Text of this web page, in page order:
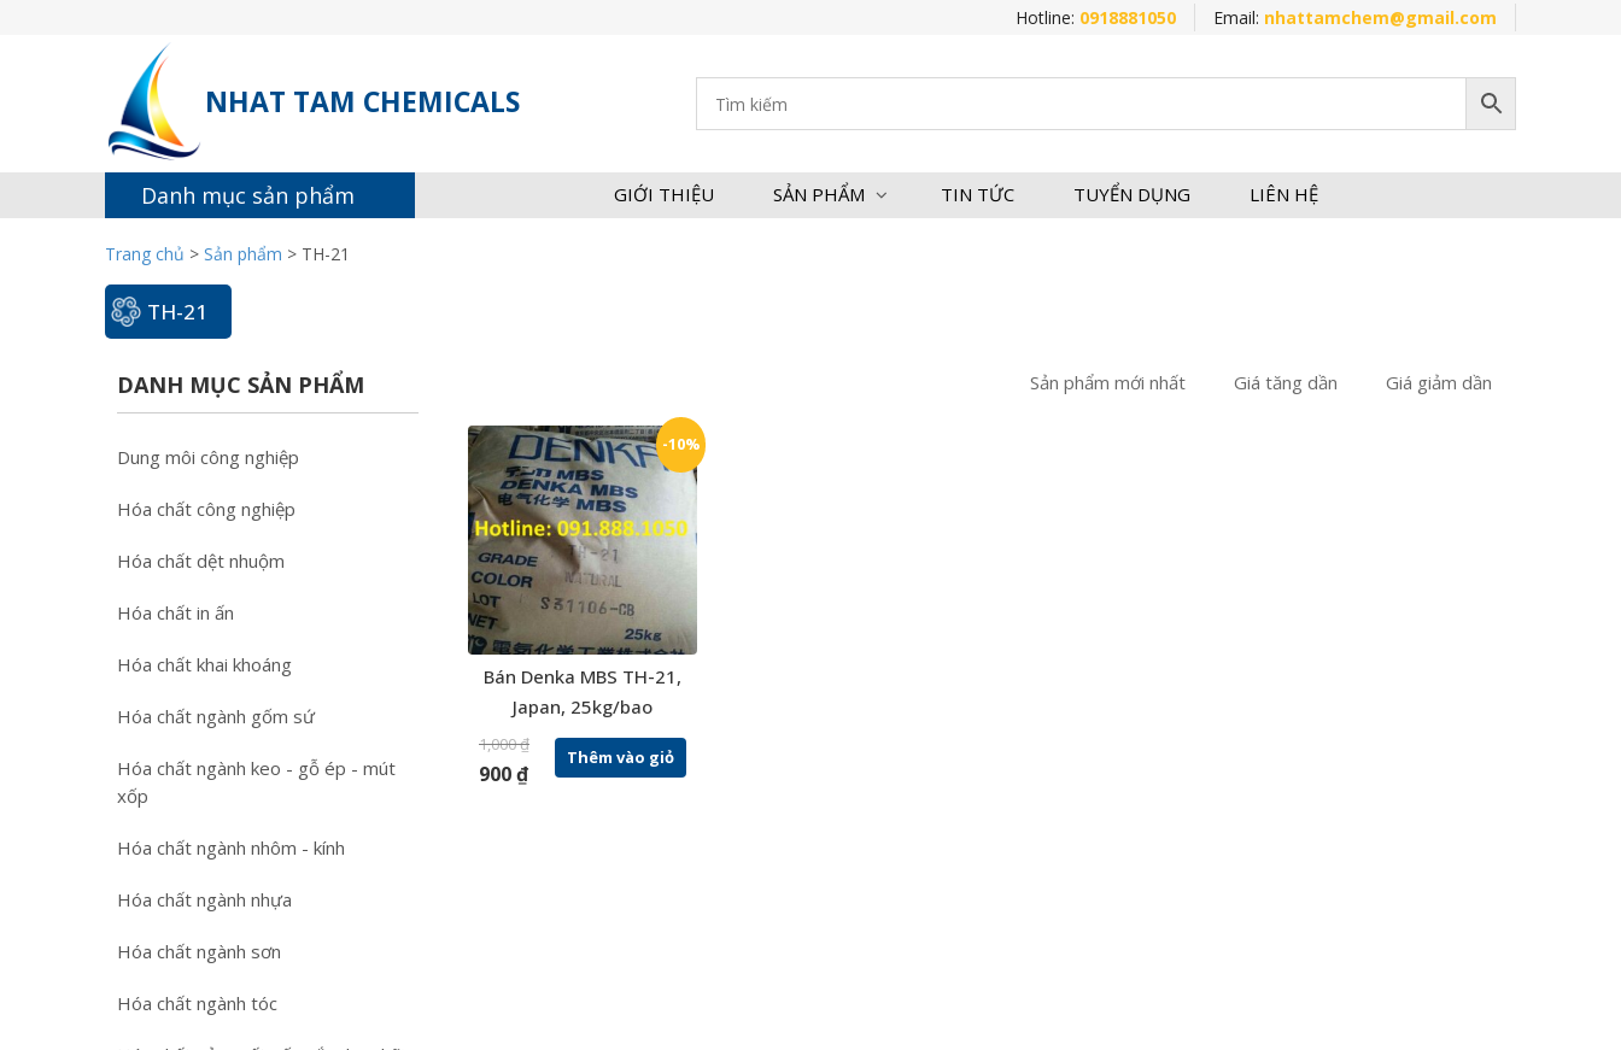
Hotline: 0918881050 Email: nhattamchem@gmail.com
NHAT TAM CHEMICALS
Danh mục sản phẩm GIỚI THIỆU SẢN PHẨM TIN TỨC TUYỂN DỤNG LIÊN HỆ
Trang chủ > Sản phẩm > TH-21
TH-21
Sản phẩm mới nhất Giá tăng dần Giá giảm dần
-10%
Bán Denka MBS TH-21,
Japan, 25kg/bao
1,000₫
900₫
Thêm vào giỏ
DANH MỤC SẢN PHẨM
Dung môi công nghiệp
Hóa chất công nghiệp
Hóa chất dệt nhuộm
Hóa chất in ấn
Hóa chất khai khoáng
Hóa chất ngành gốm sứ
Hóa chất ngành keo - gỗ ép - mút
xốp
Hóa chất ngành nhôm - kính
Hóa chất ngành nhựa
Hóa chất ngành sơn
Hóa chất ngành tóc